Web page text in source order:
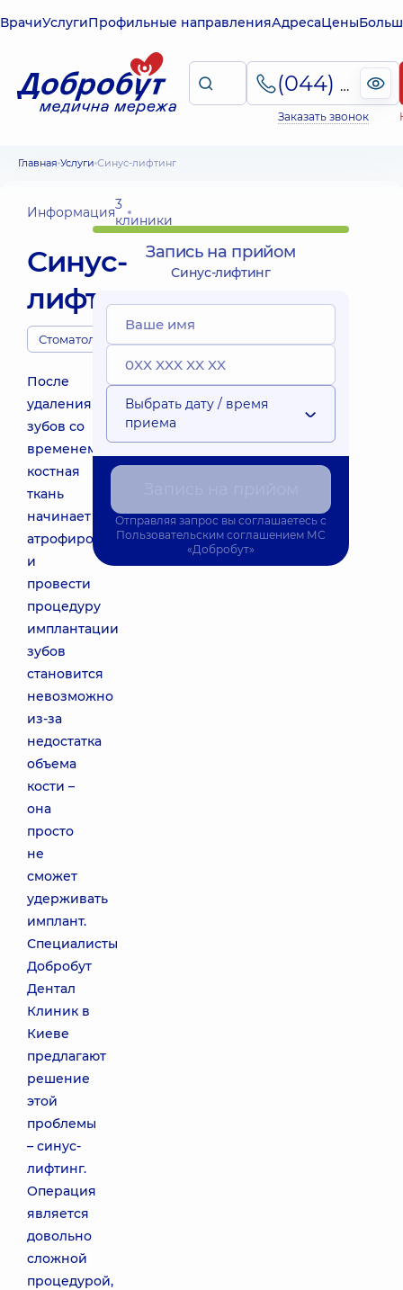
ВрачиУслугиПрофильные направленияАдресаЦены
(044) 495-2-888
Заказать звонок
Главная Услуги Синус-лифтинг
Информация3
клиники
Синус-
лифтинг
Стоматологи
После
удаления
зубов со
временем
костная
ткань
начинает
атрофироваться,
и
провести
процедуру
имплантации
зубов
становится
невозможно
из-за
недостатка
объема
кости –
она
просто
не
сможет
удерживать
имплант.
Специалисты
Добробут
Дентал
Клиник в
Киеве
предлагают
решение
этой
проблемы
– синус-
лифтинг.
Операция
является
довольно
сложной
процедурой,
Запись на прийом
Синус-лифтинг
Выбрать дату / время
приема
Отправляя запрос вы соглашаетесь с
Пользовательским соглашением МС
«Добробут»